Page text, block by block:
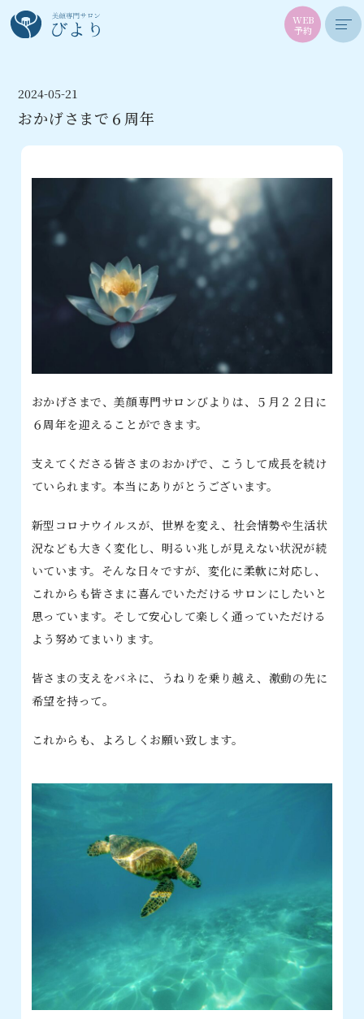
WEB
予約
2024-05-21
おかげさまで６周年
おかげさまで、美顔専門サロンびよりは、５月２２日に
６周年を迎えることができます。
支えてくださる皆さまのおかげで、こうして成長を続け
ていられます。本当にありがとうございます。
新型コロナウイルスが、世界を変え、社会情勢や生活状
況なども大きく変化し、明るい兆しが見えない状況が続
いています。そんな日々ですが、変化に柔軟に対応し、
これからも皆さまに喜んでいただけるサロンにしたいと
思っています。そして安心して楽しく通っていただける
よう努めてまいります。
皆さまの支えをバネに、うねりを乗り越え、激動の先に
希望を持って。
これからも、よろしくお願い致します。